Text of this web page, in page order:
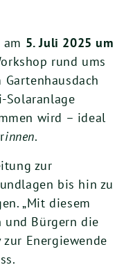
am 5. Juli 2025 um
rund ums
wird – ideal
innen.
zur
bis hin zu
„Mit diesem
Bürgern die
Energiewende